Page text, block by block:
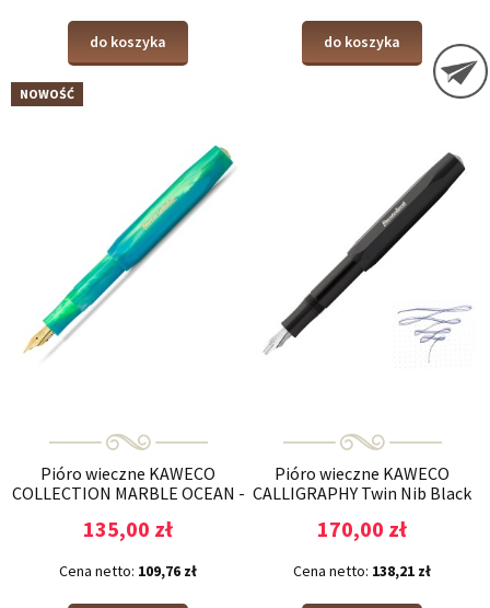
do koszyka do koszyka
Pióro wieczne KAWECO
COLLECTION MARBLE OCEAN -
135,00 zł
Cena netto: 109,76 zł
NOWOŚĆ
Pióro wieczne KAWECO
CALLIGRAPHY Twin Nib Black
170,00 zł
Cena netto: 138,21 zł